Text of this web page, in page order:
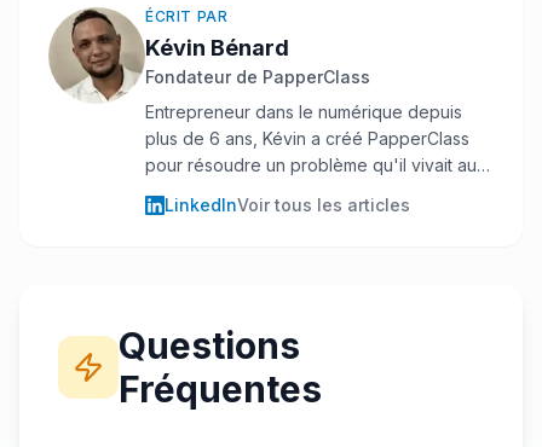
ÉCRIT PAR
Kévin Bénard
Fondateur de PapperClass
Entrepreneur dans le numérique depuis
plus de 6 ans, Kévin a créé PapperClass
pour résoudre un problème qu'il vivait au
quotidien : retrouver rapidement ses
documents entre classeurs, mails et
conception de PapperClass.
LinkedInVoir tous les articles
Questions
Fréquentes